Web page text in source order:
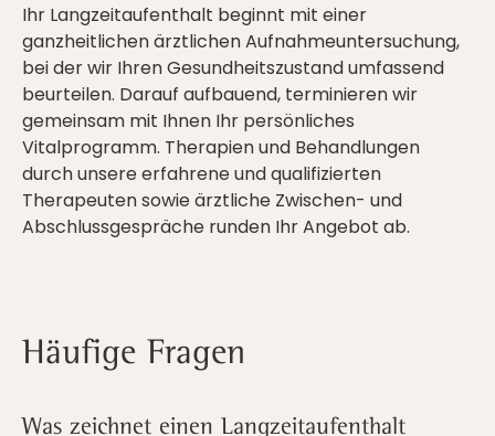
Ihr Langzeitaufenthalt beginnt mit einer
ganzheitlichen ärztlichen Aufnahmeuntersuchung,
bei der wir Ihren Gesundheitszustand umfassend
beurteilen. Darauf aufbauend, terminieren wir
gemeinsam mit Ihnen Ihr persönliches
Vitalprogramm. Therapien und Behandlungen
durch unsere erfahrene und qualifizierten
Therapeuten sowie ärztliche Zwischen- und
Abschlussgespräche runden Ihr Angebot ab.
Häufige Fragen
Was zeichnet einen Langzeitaufenthalt